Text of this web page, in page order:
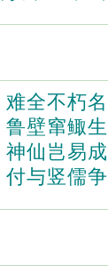
全不朽名
壁窜鲰生
仙岂易成
与竖儒争